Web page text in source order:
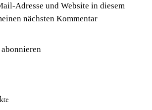
Adresse und Website in diesem
nächsten Kommentar